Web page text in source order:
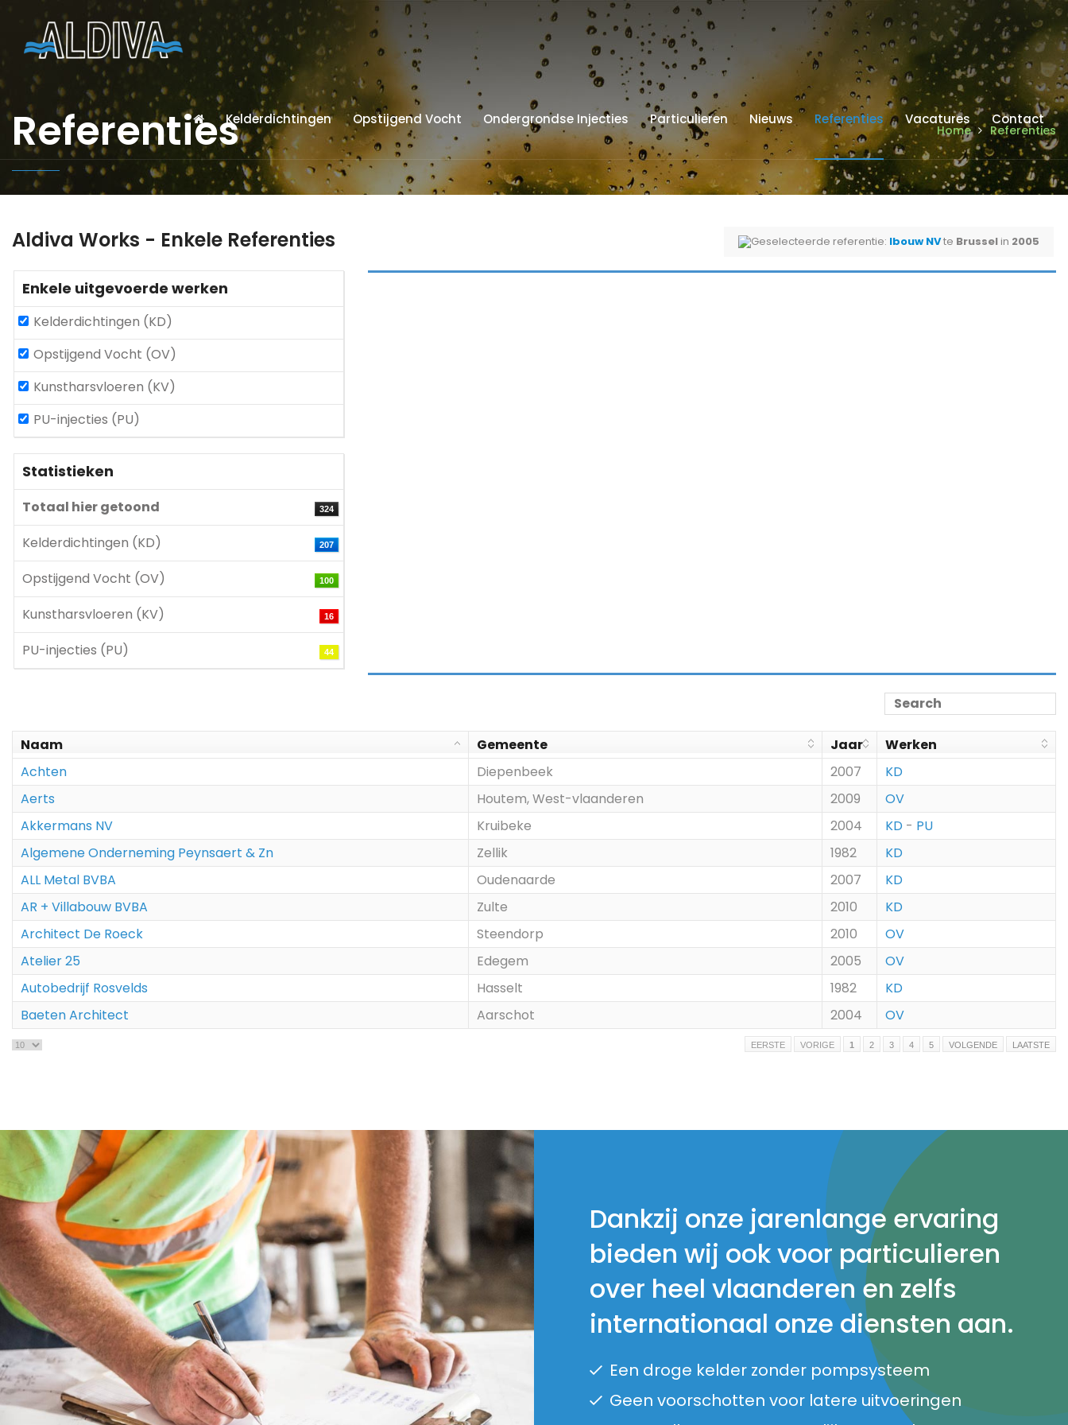
Kelderdichtingen Opstijgend Vocht Ondergrondse Injecties Particulieren Nieuws Referenties Vacatures Contact
Referenties Home Referenties
Aldiva Works - Enkele Referenties Geselecteerde referentie: Ibouw NVte Brussel in 2005
Enkele uitgevoerde werken
Kelderdichtingen (KD)
Opstijgend Vocht (OV)
Kunstharsvloeren (KV)
PU-injecties (PU)
Statistieken
Totaal hier getoond 324
Kelderdichtingen (KD) 207
Opstijgend Vocht (OV) 100
Kunstharsvloeren (KV) 16
PU-injecties (PU) 44
Naam Gemeente Jaar
Werken
Achten
Diepenbeek 2007
KD
Aerts
Houtem, West-vlaanderen 2009
OV
Akkermans NV
Kruibeke 2004 KD - PU
Algemene Onderneming Peynsaert & Zn
Zellik 1982
KD
ALL Metal BVBA
Oudenaarde 2007
KD
AR + Villabouw BVBA
Zulte 2010
KD
Architect De Roeck
Steendorp 2010
OV
Atelier 25
Edegem 2005
OV
Autobedrijf Rosvelds
Hasselt 1982
KD
Baeten Architect
Aarschot 2004 OV
EERSTE VORIGE 1 2 3 4 5 VOLGENDE LAATSTE
Dankzij onze jarenlange ervaring
bieden wij ook voor particulieren
over heel vlaanderen en zelfs
internationaal onze diensten aan.
Een droge kelder zonder pompsysteem
Geen voorschotten voor latere uitvoeringen